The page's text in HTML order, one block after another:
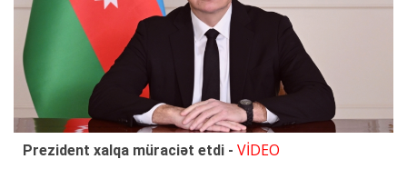
Prezident xalqa müraciət etdi - VİDEO